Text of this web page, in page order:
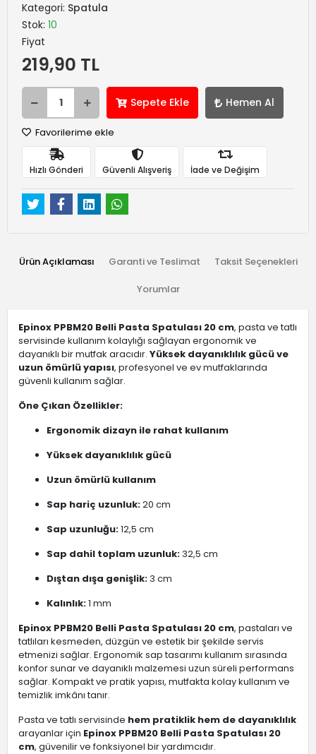
Kategori: Spatula
Stok: 10
Fiyat
219,90 TL
Sepete Ekle Hemen Al
Favorilerime ekle
Hızlı Gönderi Güvenli Alışveriş İade ve Değişim
Ürün Açıklaması Garanti ve Teslimat Taksit Seçenekleri
Yorumlar
Epinox PPBM20 Belli Pasta Spatulası 20 cm, pasta ve tatlı
servisinde kullanım kolaylığı sağlayan ergonomik ve
dayanıklı bir mutfak aracıdır. Yüksek dayanıklılık gücü ve
uzun ömürlü yapısı, profesyonel ve ev mutfaklarında
güvenli kullanım sağlar.
Öne Çıkan Özellikler:
Ergonomik dizayn ile rahat kullanım
Yüksek dayanıklılık gücü
Uzun ömürlü kullanım
Sap hariç uzunluk:20 cm
Sap uzunluğu:12,5 cm
Sap dahil toplam uzunluk:32,5 cm
Dıştan dışa genişlik:3 cm
Kalınlık:1 mm
Epinox PPBM20 Belli Pasta Spatulası 20 cm, pastaları ve
tatlıları kesmeden, düzgün ve estetik bir şekilde servis
etmenizi sağlar. Ergonomik sap tasarımı kullanım sırasında
konfor sunar ve dayanıklı malzemesi uzun süreli performans
sağlar. Kompakt ve pratik yapısı, mutfakta kolay kullanım ve
temizlik imkânı tanır.
Pasta ve tatlı servisinde hem pratiklik hem de dayanıklılık
arayanlar için Epinox PPBM20 Belli Pasta Spatulası 20
cm, güvenilir ve fonksiyonel bir yardımcıdır.